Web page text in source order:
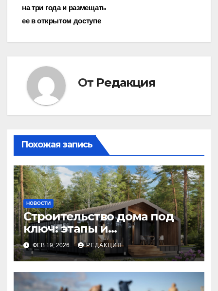
на три года и размещать
ее в открытом доступе
От Редакция
Похожая запись
НОВОСТИ
Строительство дома под
ключ: этапы и
планирование бюджета
ФЕВ 19, 2026 РЕДАКЦИЯ